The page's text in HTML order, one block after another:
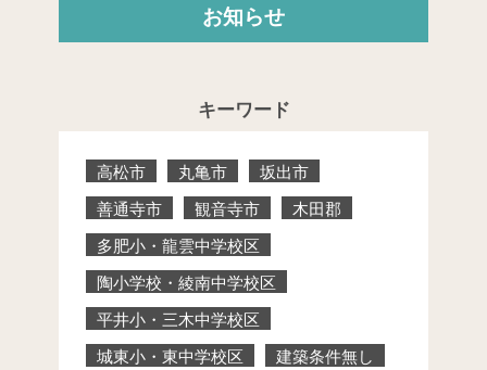
お知らせ
キーワード
高松市 丸亀市
坂出市
善通寺市
観音寺市
木田郡
多肥小・龍雲中学校区
陶小学校・綾南中学校区
平井小・三木中学校区
城東小・東中学校区
建築条件無し